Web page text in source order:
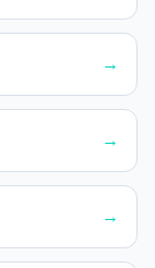
→
→
→